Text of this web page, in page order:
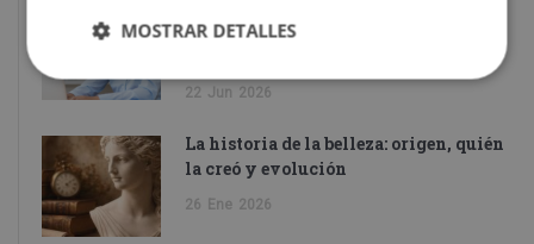
reconocimiento al compromiso de
22 Jun 2026
La historia de la belleza: origen, quién
la creó y evolución
26 Ene 2026
MOSTRAR DETALLES